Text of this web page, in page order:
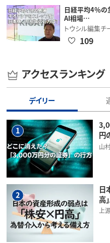
日経平均4％の
AI相場…
トウシル編集チ
109
アクセスランキング
デイリー
1
円
山
2
日
高
上